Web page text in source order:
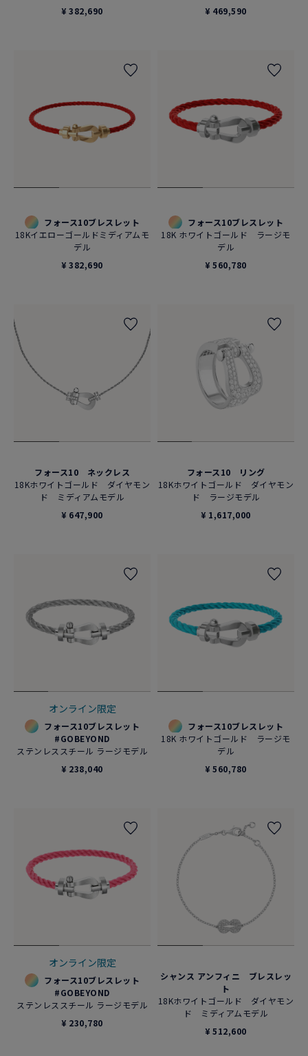
¥ 382,690
¥ 469,590
フォース10ブレスレット
18Kイエローゴールドミディアムモ
デル
¥ 382,690
フォース10ブレスレット
18K ホワイトゴールド ラージモ
デル
¥ 560,780
フォース10 ネックレス
18Kホワイトゴールド ダイヤモン
ド ミディアムモデル
¥ 647,900
フォース10 リング
18Kホワイトゴールド ダイヤモン
ド ラージモデル
¥ 1,617,000
オンライン限定
フォース10ブレスレット
#GOBEYOND
ステンレススチール ラージモデル
¥ 238,040
フォース10ブレスレット
18K ホワイトゴールド ラージモ
デル
¥ 560,780
オンライン限定
フォース10ブレスレット
#GOBEYOND
ステンレススチール ラージモデル
¥ 230,780
シャンス アンフィニ ブレスレッ
ト
18Kホワイトゴールド ダイヤモン
ド ミディアムモデル
¥ 512,600